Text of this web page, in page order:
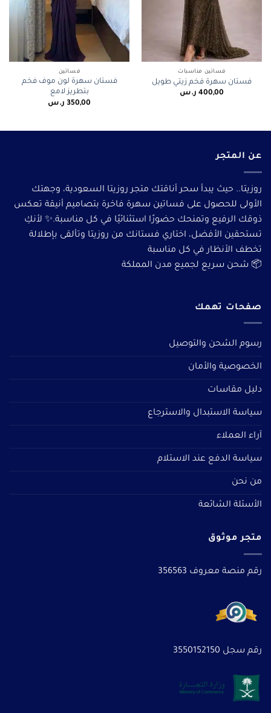
فساتين مناسبات
فستان سهرة فخم زيتي طويل
400,00 ر.س
فساتين
فستان سهرة لون موف فخم
بتطريز لامع
350,00 ر.س
عن المتجر
روزيتا.. حيث يبدأ سحر أناقتك متجر روزيتا السعودية، وجهتك
الأولى للحصول على فساتين سهرة فاخرة بتصاميم أنيقة تعكس
ذوقك الرفيع وتمنحك حضورًا استثنائيًا في كل مناسبة.✨ لأنكِ
تستحقين الأفضل، اختاري فستانك من روزيتا وتألقى بإطلالة
تخطف الأنظار في كل مناسبة
📦 شحن سريع لجميع مدن المملكة
صفحات تهمك
رسوم الشحن والتوصيل
الخصوصية والأمان
دليل مقاسات
سياسة الاستبدال والاسترجاع
آراء العملاء
سياسة الدفع عند الاستلام
من نحن
الأسئلة الشائعة
متجر موثوق
رقم منصة معروف 356563
رقم سجل 3550152150